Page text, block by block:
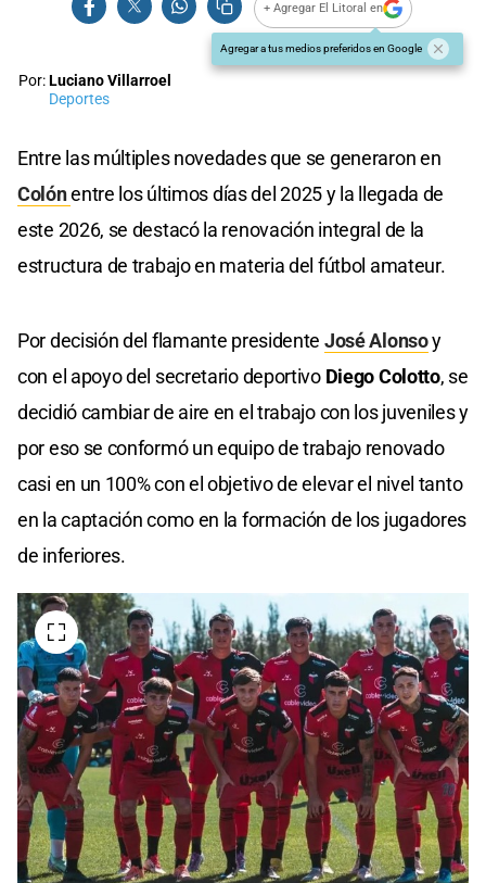
+ Agregar El Litoral en
Agregar a tus medios preferidos en Google
Por:Luciano Villarroel
Deportes
Entre las múltiples novedades que se generaron en
Colónentre los últimos días del 2025 y la llegada de
este 2026, se destacó la renovación integral de la
estructura de trabajo en materia del fútbol amateur.
Por decisión del flamante presidente José Alonsoy
con el apoyo del secretario deportivo Diego Colotto, se
decidió cambiar de aire en el trabajo con los juveniles y
por eso se conformó un equipo de trabajo renovado
casi en un 100% con el objetivo de elevar el nivel tanto
en la captación como en la formación de los jugadores
de inferiores.